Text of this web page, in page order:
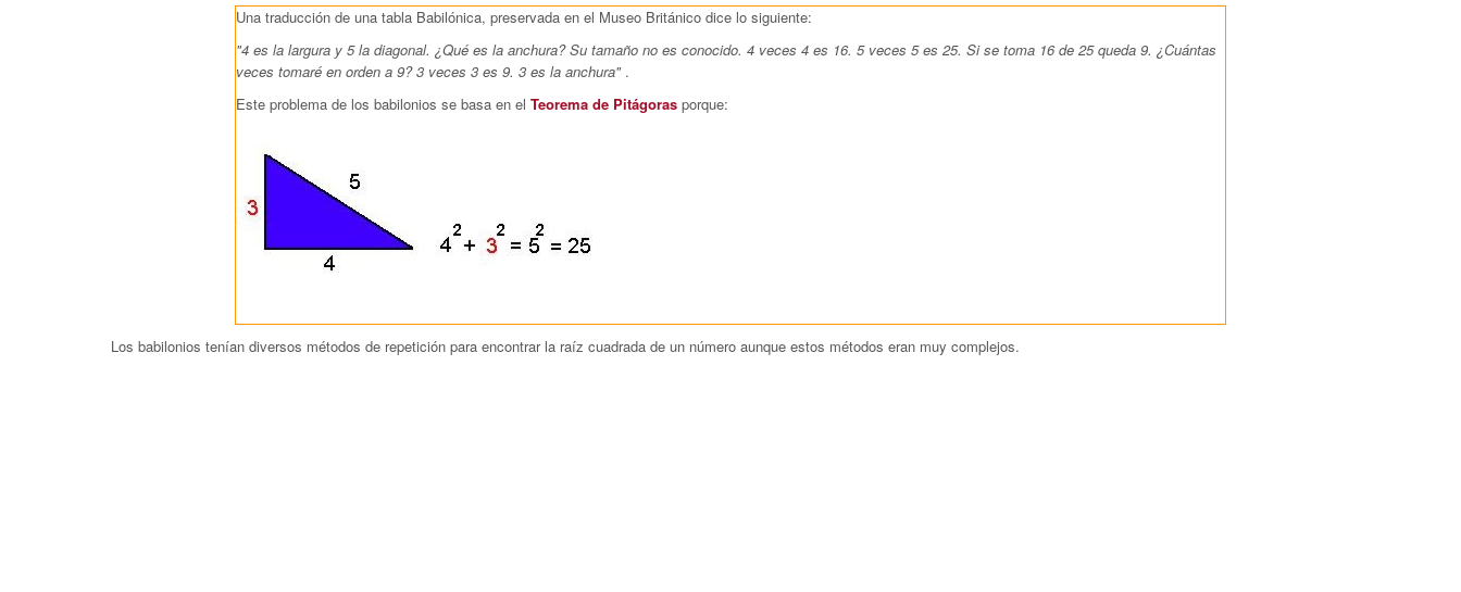
Una traducción de una tabla Babilónica, preservada en el Museo Británico dice lo siguiente:
"4 es la largura y 5 la diagonal. ¿Qué es la anchura? Su tamaño no es conocido. 4 veces 4 es 16. 5 veces 5 es 25. Si se toma 16 de 25 queda 9. ¿Cuántas
veces tomaré en orden a 9? 3 veces 3 es 9. 3 es la anchura" .
Este problema de los babilonios se basa en el Teorema de Pitágoras porque:
Los babilonios tenían diversos métodos de repetición para encontrar la raíz cuadrada de un número aunque estos métodos eran muy complejos.